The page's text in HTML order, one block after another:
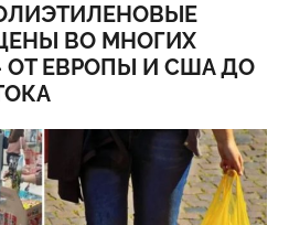
ВО МНОГИХ
ОТ ЕВРОПЫ И США ДО